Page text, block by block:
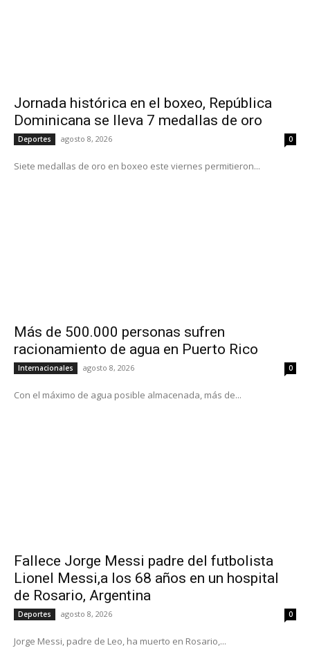
Jornada histórica en el boxeo, República
Dominicana se lleva 7 medallas de oro
Deportes agosto 8, 2026 0
Siete medallas de oro en boxeo este viernes permitieron...
Más de 500.000 personas sufren
racionamiento de agua en Puerto Rico
Internacionales agosto 8, 2026 0
Con el máximo de agua posible almacenada, más de...
Fallece Jorge Messi padre del futbolista
Lionel Messi,a los 68 años en un hospital
de Rosario, Argentina
Deportes agosto 8, 2026 0
Jorge Messi, padre de Leo, ha muerto en Rosario,...